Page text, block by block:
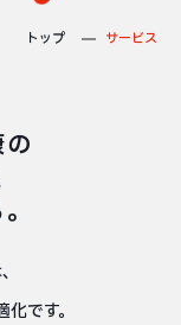
トップ サービス
です。